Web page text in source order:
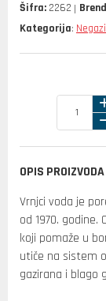
Šifra: 2262
Kategorija:
OPIS PROIZVODA
Vrnjci voda je
od 1970.
koji pomaže u
utiče na sistem
gazirana i blago